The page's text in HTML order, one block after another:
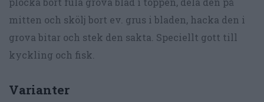
mitten och skölj bort ev. grus i bladen, hacka den i
grova bitar och stek den sakta. Speciellt gott till
kyckling och fisk.
Varianter